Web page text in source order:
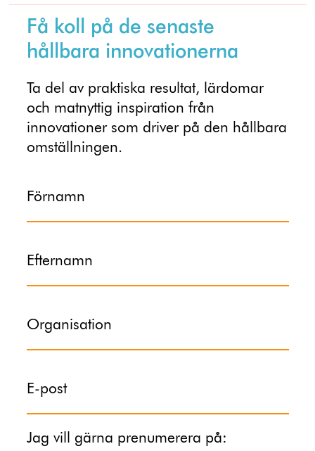
Få koll på de senaste
hållbara innovationerna
Ta del av praktiska resultat, lärdomar
och matnyttig inspiration från
innovationer som driver på den hållbara
omställningen.
Förnamn
Efternamn
Organisation
E-post
Jag vill gärna prenumerera på: